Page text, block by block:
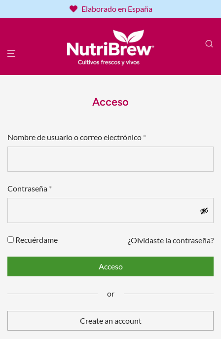
Elaborado en España
Acceso
Nombre de usuario o correo electrónico *Obligatorio
Contraseña *Obligatorio
Recuérdame ¿Olvidaste la contraseña?
Acceso
or
Create an account
Dirección de correo electrónico*
and for other purposes described in our
Registrarse